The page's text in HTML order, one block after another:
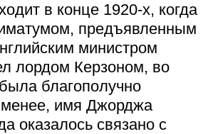
в конце 1920-х, когда
предъявленным
министром
лордом Керзоном, во
благополучно
имя Джорджа
оказалось связано с